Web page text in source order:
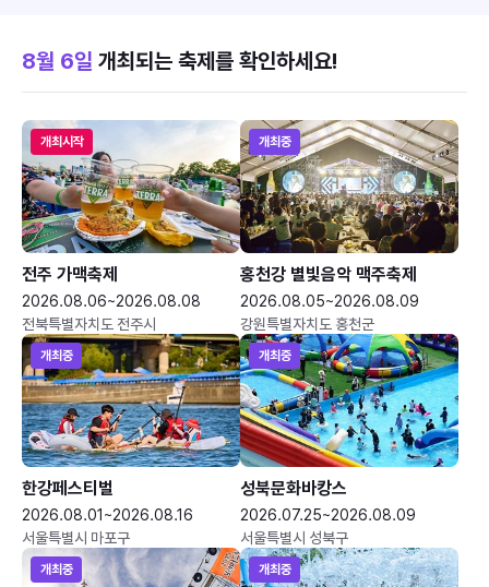
8월 6일 개최되는 축제를 확인하세요!
개최시작
전주 가맥축제
2026.08.06~2026.08.08
전북특별자치도 전주시
개최중
홍천강 별빛음악 맥주축제
2026.08.05~2026.08.09
강원특별자치도 홍천군
개최중
한강페스티벌
2026.08.01~2026.08.16
서울특별시 마포구
개최중
성북문화바캉스
2026.07.25~2026.08.09
서울특별시 성북구
개최중 개최중